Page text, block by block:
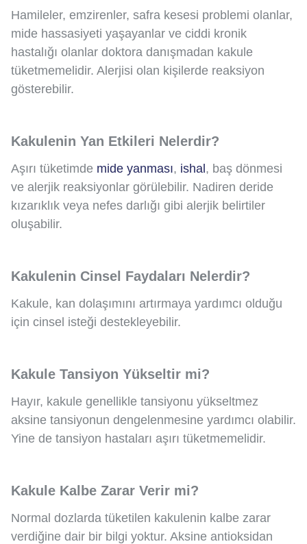
Hamileler, emzirenler, safra kesesi problemi olanlar,
mide hassasiyeti yaşayanlar ve ciddi kronik
hastalığı olanlar doktora danışmadan kakule
tüketmemelidir. Alerjisi olan kişilerde reaksiyon
gösterebilir.
Kakulenin Yan Etkileri Nelerdir?
Aşırı tüketimde mide yanması, ishal, baş dönmesi
ve alerjik reaksiyonlar görülebilir. Nadiren deride
kızarıklık veya nefes darlığı gibi alerjik belirtiler
oluşabilir.
Kakulenin Cinsel Faydaları Nelerdir?
Kakule, kan dolaşımını artırmaya yardımcı olduğu
için cinsel isteği destekleyebilir.
Kakule Tansiyon Yükseltir mi?
Hayır, kakule genellikle tansiyonu yükseltmez
aksine tansiyonun dengelenmesine yardımcı olabilir.
Yine de tansiyon hastaları aşırı tüketmemelidir.
Kakule Kalbe Zarar Verir mi?
Normal dozlarda tüketilen kakulenin kalbe zarar
verdiğine dair bir bilgi yoktur. Aksine antioksidan